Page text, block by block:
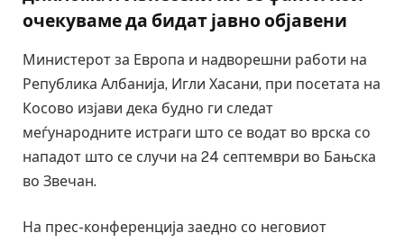
очекуваме да бидат јавно објавени
Министерот за Европа и надворешни работи на
Република Албанија, Игли Хасани, при посетата на
Косово изјави дека будно ги следат
меѓународните истраги што се водат во врска со
нападот што се случи на 24 септември во Бањска
во Звечан.
На прес-конференција заедно со неговиот